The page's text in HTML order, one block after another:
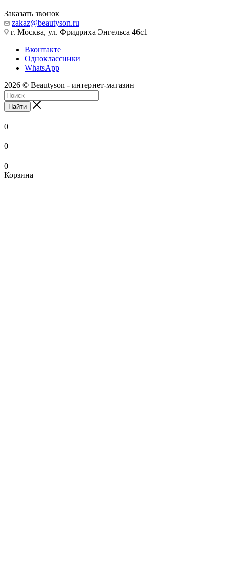
Заказать звонок
zakaz@beautyson.ru
г. Москва, ул. Фридриха Энгельса 46с1
Вконтакте
Одноклассники
WhatsApp
2026 © Beautyson - интернет-магазин
Найти
0
0
0
Корзина